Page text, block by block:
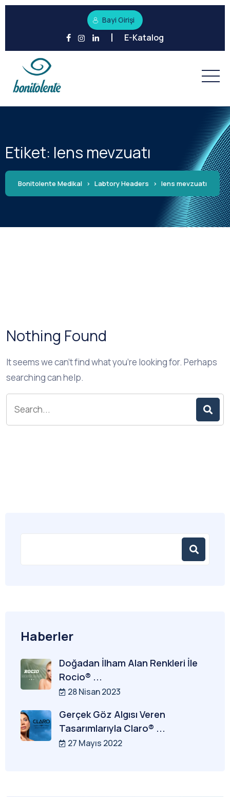
Bayi Girişi
E-Katalog
Etiket: lens mevzuatı
Bonitolente Medikal > Labtory Headers > lens mevzuatı
Nothing Found
It seems we can’t find what you’re looking for. Perhaps
searching can help.
Haberler
Doğadan İlham Alan Renkleri İle
Rocio® ...
28 Nisan 2023
Gerçek Göz Algısı Veren
Tasarımlarıyla Claro® ...
27 Mayıs 2022